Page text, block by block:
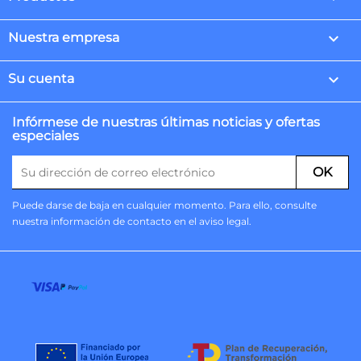
Nuestra empresa 
Su cuenta 
Infórmese de nuestras últimas noticias y ofertas
especiales
Puede darse de baja en cualquier momento. Para ello, consulte
nuestra información de contacto en el aviso legal.